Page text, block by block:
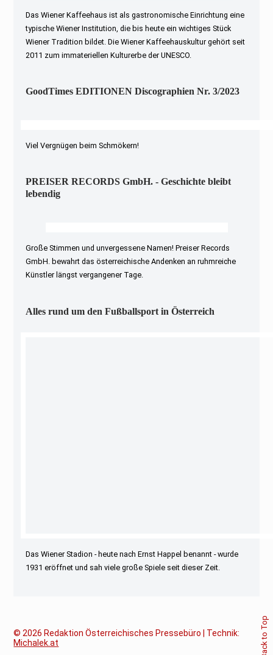
Das Wiener Kaffeehaus ist als gastronomische Einrichtung eine
typische Wiener Institution, die bis heute ein wichtiges Stück
Wiener Tradition bildet. Die Wiener Kaffeehauskultur gehört seit
2011 zum immateriellen Kulturerbe der UNESCO.
GoodTimes EDITIONEN Discographien Nr. 3/2023
Viel Vergnügen beim Schmökern!
PREISER RECORDS GmbH. - Geschichte bleibt
lebendig
Große Stimmen und unvergessene Namen! Preiser Records
GmbH. bewahrt das österreichische Andenken an ruhmreiche
Künstler längst vergangener Tage.
Alles rund um den Fußballsport in Österreich
Das Wiener Stadion - heute nach Ernst Happel benannt - wurde
1931 eröffnet und sah viele große Spiele seit dieser Zeit.
© 2026 Redaktion Österreichisches Pressebüro | Technik:
Michalek.at
Back to Top